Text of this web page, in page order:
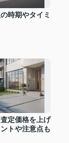
時期やタイミ
査定価格を上げ
トや注意点も